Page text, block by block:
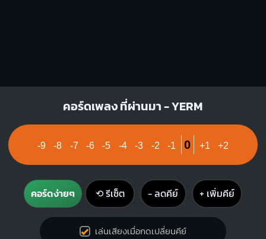
คอร์ดเพลง ที่ผ่านมา - YERM
-9 -8 -7 -6 -5 -4 -3 -2 -1 0 +1 +2
คอร์ดง่ายๆ ⟲ รีเซ็ต − ลดคีย์ + เพิ่มคีย์
เล่นเสียงเมื่อกดเปลี่ยนคีย์